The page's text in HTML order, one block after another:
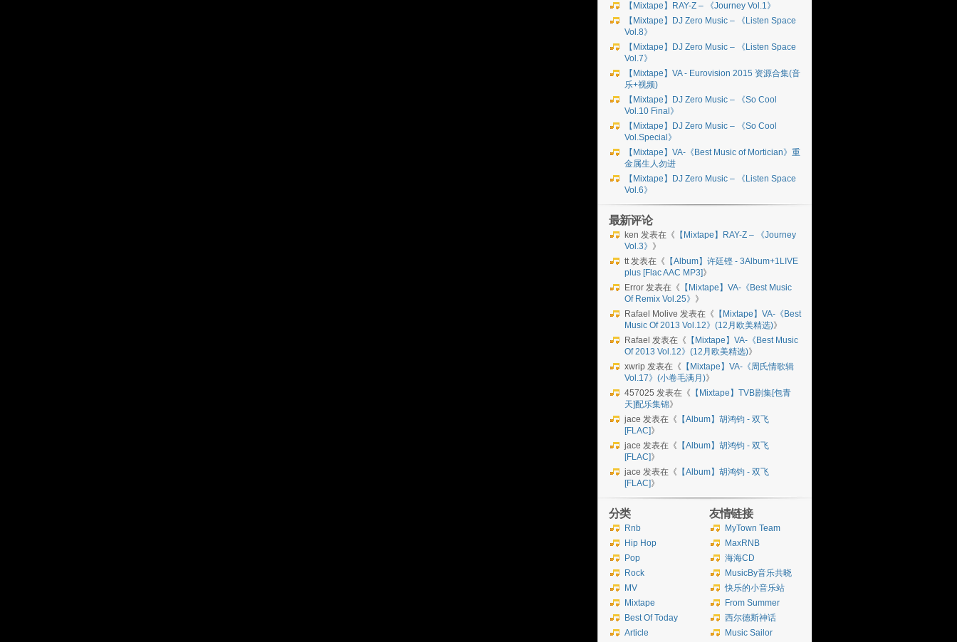
【Mixtape】RAY-Z – 《Journey Vol.1》
【Mixtape】DJ Zero Music – 《Listen Space
Vol.8》
【Mixtape】DJ Zero Music – 《Listen Space
Vol.7》
【Mixtape】VA - Eurovision 2015 资源合集(音
乐+视频)
【Mixtape】DJ Zero Music – 《So Cool
Vol.10 Final》
【Mixtape】DJ Zero Music – 《So Cool
Vol.Special》
【Mixtape】VA-《Best Music of Mortician》重
金属生人勿进
【Mixtape】DJ Zero Music – 《Listen Space
Vol.6》
最新评论
ken 发表在《 【Mixtape】RAY-Z – 《Journey
Vol.3》 》
tt发表在《 【Album】许廷铿 - 3Album+1LIVE
plus [Flac AAC MP3]》
Error 发表在《 【Mixtape】VA-《Best Music
Of Remix Vol.25》 》
Rafael Molive 发表在《 【Mixtape】VA-《Best
Music Of 2013 Vol.12》(12月欧美精选)》
Rafael 发表在《 【Mixtape】VA-《Best Music
Of 2013 Vol.12》(12月欧美精选)》
xwrip 发表在《 【Mixtape】VA-《周氏情歌辑
Vol.17》(小卷毛满月)》
457025 发表在《 【Mixtape】TVB剧集[包青
天]配乐集锦》
jace 发表在《 【Album】胡鸿钧 - 双飞
[FLAC]》
jace 发表在《 【Album】胡鸿钧 - 双飞
[FLAC]》
jace 发表在《 【Album】胡鸿钧 - 双飞
[FLAC]》
友情链接
MyTown Team
MaxRNB
海海CD
MusicBy音乐共晓
快乐的小音乐站
From Summer
西尔德斯神话
Music Sailor
分类
Rnb
Hip Hop
Pop
Rock
MV
Mixtape
Best Of Today
Article